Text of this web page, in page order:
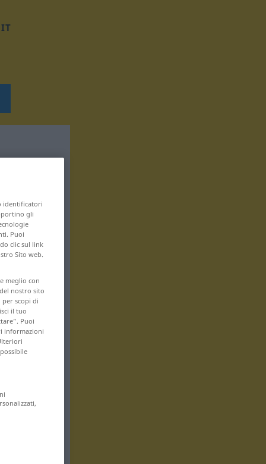
IT
identificatori
gli
Puoi
clic sul link
Sito web.
meglio con
nostro sito
per scopi di
il tuo
Puoi
informazioni